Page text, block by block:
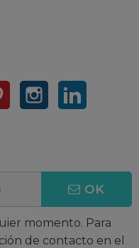
PinterestInstagram
OK
momento. Para
de contacto en el